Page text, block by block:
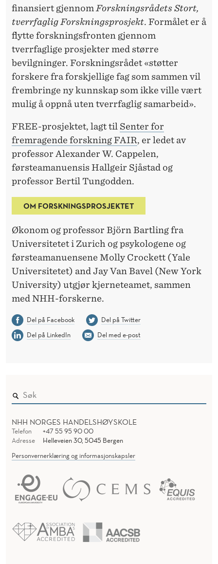
finansiert gjennom Forskningsrådets Stort,
tverrfaglig Forskningsprosjekt. Formålet er å
flytte forskningsfronten gjennom
tverrfaglige prosjekter med større
bevilgninger. Forskningsrådet «støtter
forskere fra forskjellige fag som sammen vil
frembringe ny kunnskap som ikke ville vært
mulig å oppnå uten tverrfaglig samarbeid».
FREE-prosjektet, lagt til Senter for
fremragende forskning FAIR, er ledet av
professor Alexander W. Cappelen,
førsteamanuensis Hallgeir Sjåstad og
professor Bertil Tungodden.
OM FORSKNINGSPROSJEKTET
Økonom og professor Björn Bartling fra
Universitetet i Zurich og psykologene og
førsteamanuensene Molly Crockett (Yale
Universitetet) and Jay Van Bavel (New York
University) utgjør kjerneteamet, sammen
med NHH-forskerne.
Del på Facebook
Del på Twitter
Del på LinkedIn
Del med e-post
NHH NORGES HANDELSHØYSKOLE
Telefon
+47 55 95 90 00
Adresse
Helleveien 30, 5045 Bergen
Personvernerklæring og informasjonskapsler